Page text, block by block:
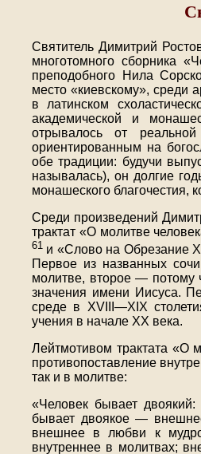
Святитель Димитрий
многотомного сборника
преподобного Нила
место «киевскому», среди
в латинском
академической и
отрывалось от
ориентированным на
обе традиции: будучи
называлась), он долгие
монашеского благочестия,
Среди произведений
трактат «О молитве
61 и «Слово на Обрезание
Первое из названных
молитве, второе — потому
значения имени Иисуса.
среде в XVIII—XIX
учения в начале XX века.
Лейтмотивом трактата «О
противопоставление
так и в молитве:
«Человек бывает
бывает двоякое —
внешнее в любви к
внутреннее в молитвах;